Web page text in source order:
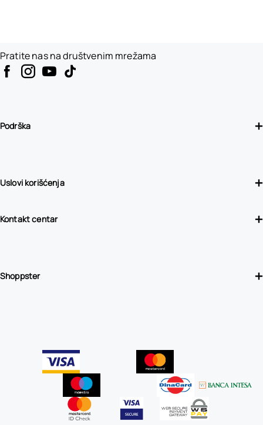
Podrška
Uslovi korišćenja
Kontakt centar
Shoppster
Pratite nas na društvenim mrežama